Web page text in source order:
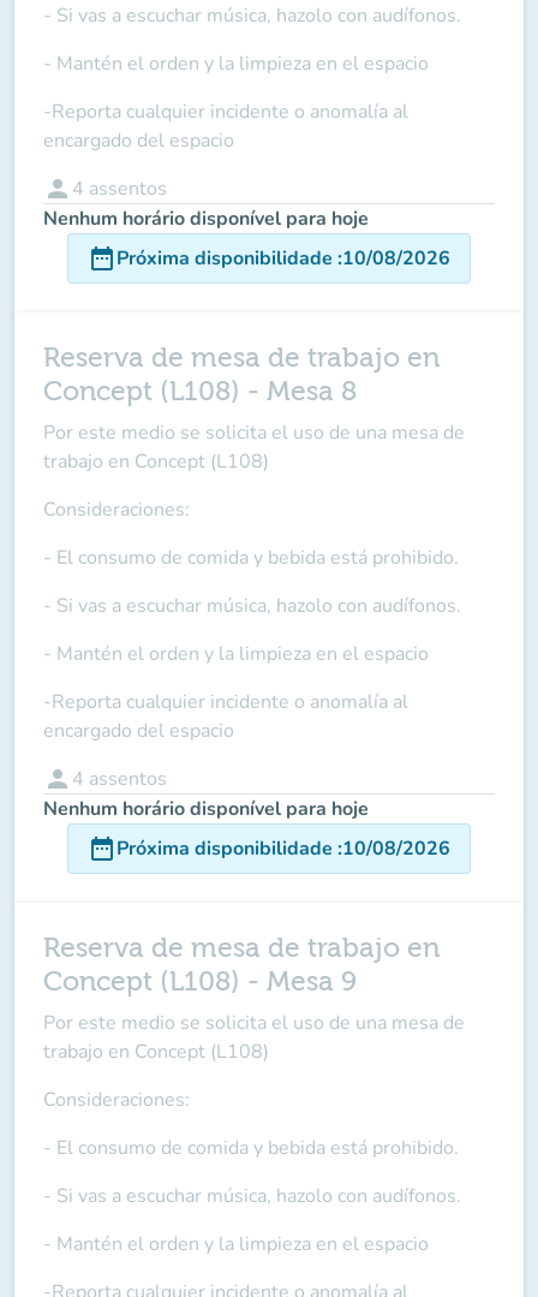
- Si vas a escuchar música, hazolo con audífonos.
- Mantén el orden y la limpieza en el espacio
-Reporta cualquier incidente o anomalía al
encargado del espacio
person 4 assentos
Nenhum horário disponível para hoje
date_rangePróxima disponibilidade :10/08/2026
Reserva de mesa de trabajo en
Concept (L108) - Mesa 8
Por este medio se solicita el uso de una mesa de
trabajo en Concept (L108)
Consideraciones:
- El consumo de comida y bebida está prohibido.
- Si vas a escuchar música, hazolo con audífonos.
- Mantén el orden y la limpieza en el espacio
-Reporta cualquier incidente o anomalía al
encargado del espacio
person 4 assentos
Nenhum horário disponível para hoje
date_rangePróxima disponibilidade :10/08/2026
Reserva de mesa de trabajo en
Concept (L108) - Mesa 9
Por este medio se solicita el uso de una mesa de
trabajo en Concept (L108)
Consideraciones:
- El consumo de comida y bebida está prohibido.
- Si vas a escuchar música, hazolo con audífonos.
- Mantén el orden y la limpieza en el espacio